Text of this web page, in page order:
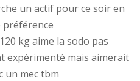
un actif pour ce soir en
kg aime la sodo pas
expérimenté mais aimerait
un mec tbm